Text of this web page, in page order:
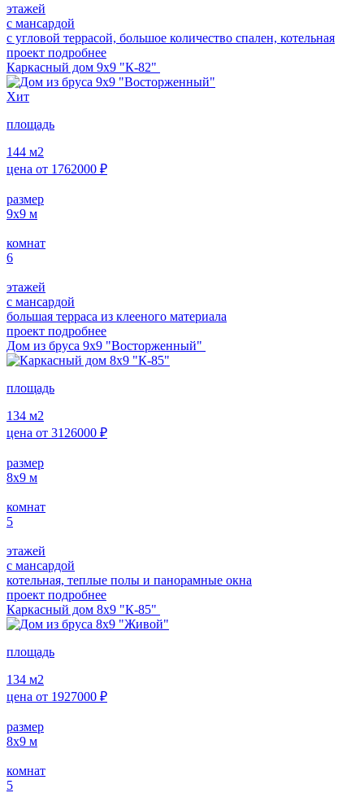
этажей
с мансардой
с угловой террасой, большое количество спален, котельная
проект подробнее
Каркасный дом 9х9 "К-82"
Хит
площадь
144 м2
цена от 1762000 ₽
размер
9х9 м
комнат
6
этажей
с мансардой
большая терраса из клееного материала
проект подробнее
Дом из бруса 9х9 "Восторженный"
площадь
134 м2
цена от 3126000 ₽
размер
8х9 м
комнат
5
этажей
с мансардой
котельная, теплые полы и панорамные окна
проект подробнее
Каркасный дом 8х9 "К-85"
площадь
134 м2
цена от 1927000 ₽
размер
8х9 м
комнат
5